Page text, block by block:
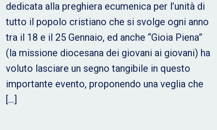
dedicata alla preghiera ecumenica per l’unità di
tutto il popolo cristiano che si svolge ogni anno
tra il 18 e il 25 Gennaio, ed anche “Gioia Piena”
(la missione diocesana dei giovani ai giovani) ha
voluto lasciare un segno tangibile in questo
importante evento, proponendo una veglia che
[…]